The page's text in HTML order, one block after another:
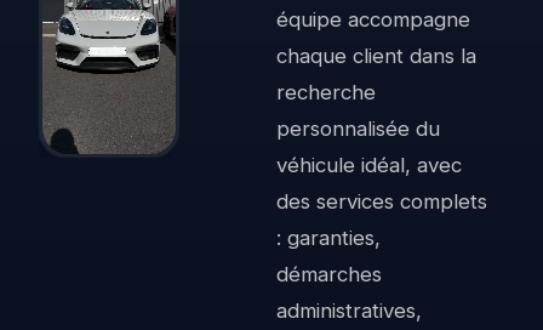
équipe accompagne
chaque client dans la
recherche
personnalisée du
véhicule idéal, avec
des services complets
: garanties,
démarches
administratives,